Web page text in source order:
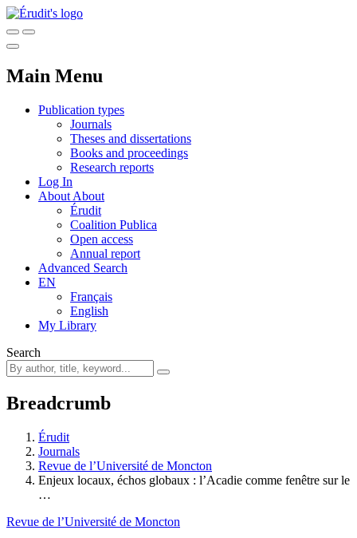
Main Menu
Publication types
Journals
Theses and dissertations
Books and proceedings
Research reports
Log In
About About
Érudit
Coalition Publica
Open access
Annual report
Advanced Search
EN
Français
English
My Library
Search
Breadcrumb
Érudit
Journals
Revue de l’Université de Moncton
Enjeux locaux, échos globaux : l’Acadie comme fenêtre sur le
…
Revue de l’Université de Moncton